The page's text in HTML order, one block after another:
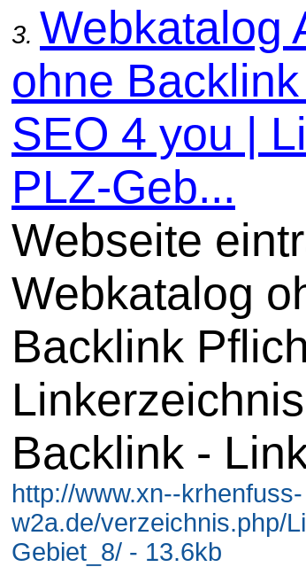
3. Webkatalog
ohne
SEO 4 you |
PLZ-Geb...
Webseite
Webkatalog
Backlink
Backlink -
http://www.xn--krhenfuss-
w2a.de/verzeichnis.php/
Gebiet_8/ - 13.6kb